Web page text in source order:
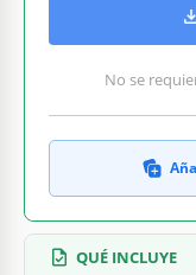
No se
QUÉ INCLUYE